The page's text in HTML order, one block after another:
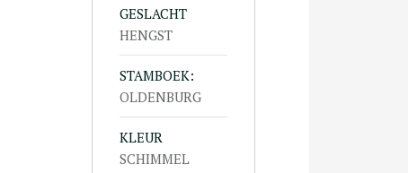
GESLACHT
HENGST
STAMBOEK:
OLDENBURG
KLEUR
SCHIMMEL